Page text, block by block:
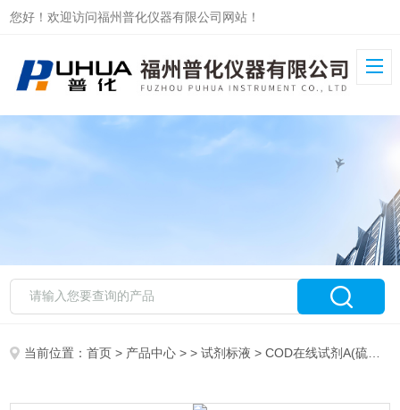
您好！欢迎访问福州普化仪器有限公司网站！
当前位置：首页 > 产品中心 > >试剂标液 > COD在线试剂A(硫酸汞）2